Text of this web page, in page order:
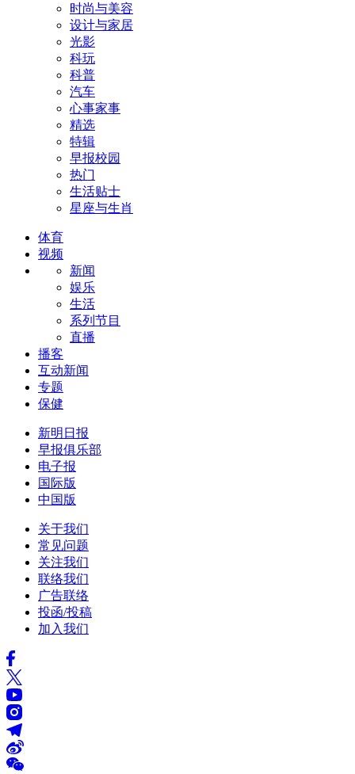
时尚与美容
设计与家居
光影
科玩
科普
汽车
心事家事
精选
特辑
早报校园
热门
生活贴士
星座与生肖
体育
视频
新闻
娱乐
生活
系列节目
直播
播客
互动新闻
专题
保健
新明日报
早报俱乐部
电子报
国际版
中国版
关于我们
常见问题
关注我们
联络我们
广告联络
投函/投稿
加入我们